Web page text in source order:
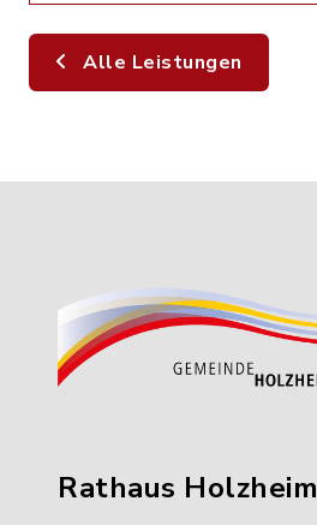
Alle Leistungen
Rathaus Holzheim